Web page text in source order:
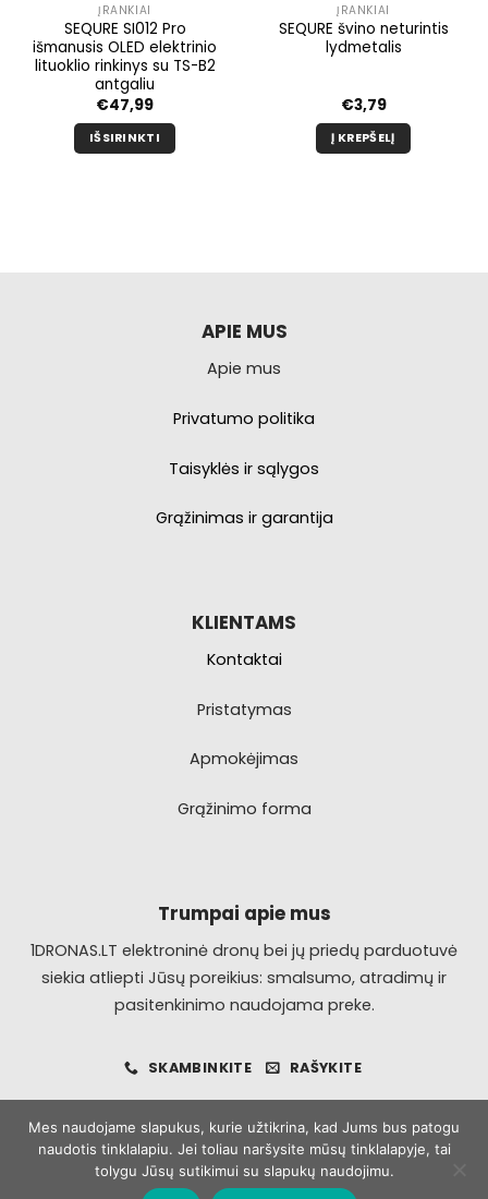
ĮRANKIAI
SEQURE SI012 Pro
išmanusis OLED elektrinio
lituoklio rinkinys su TS-B2
antgaliu
€47,99
IŠSIRINKTI
ĮRANKIAI
SEQURE švino neturintis
lydmetalis
€3,79
Į KREPŠELĮ
APIE MUS
Apie mus
Privatumo politika
Taisyklės ir sąlygos
Grąžinimas ir garantija
KLIENTAMS
Kontaktai
Pristatymas
Apmokėjimas
Grąžinimo forma
Trumpai apie mus
1DRONAS.LT elektroninė dronų bei jų priedų parduotuvė
siekia atliepti Jūsų poreikius: smalsumo, atradimų ir
pasitenkinimo naudojama preke.
SKAMBINKITE RAŠYKITE
Visa MasterCard
Bank
Mes naudojame slapukus, kurie užtikrina, kad Jums bus patogu
naudotis tinklalapiu. Jei toliau naršysite mūsų tinklalapyje, tai
tolygu Jūsų sutikimui su slapukų naudojimu.